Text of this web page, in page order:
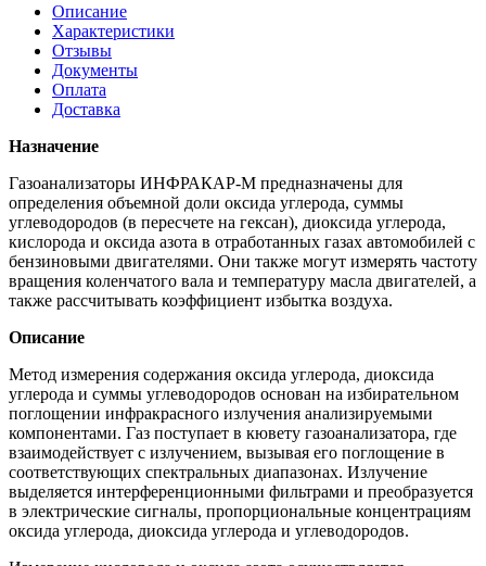
Описание
Характеристики
Отзывы
Документы
Оплата
Доставка
Назначение
Газоанализаторы ИНФРАКАР-М предназначены для
определения объемной доли оксида углерода, суммы
углеводородов (в пересчете на гексан), диоксида углерода,
кислорода и оксида азота в отработанных газах автомобилей с
бензиновыми двигателями. Они также могут измерять частоту
вращения коленчатого вала и температуру масла двигателей, а
также рассчитывать коэффициент избытка воздуха.
Описание
Метод измерения содержания оксида углерода, диоксида
углерода и суммы углеводородов основан на избирательном
поглощении инфракрасного излучения анализируемыми
компонентами. Газ поступает в кювету газоанализатора, где
взаимодействует с излучением, вызывая его поглощение в
соответствующих спектральных диапазонах. Излучение
выделяется интерференционными фильтрами и преобразуется
в электрические сигналы, пропорциональные концентрациям
оксида углерода, диоксида углерода и углеводородов.